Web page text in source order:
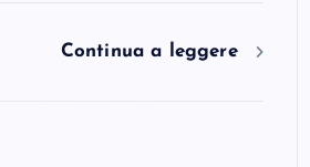
Continua a leggere